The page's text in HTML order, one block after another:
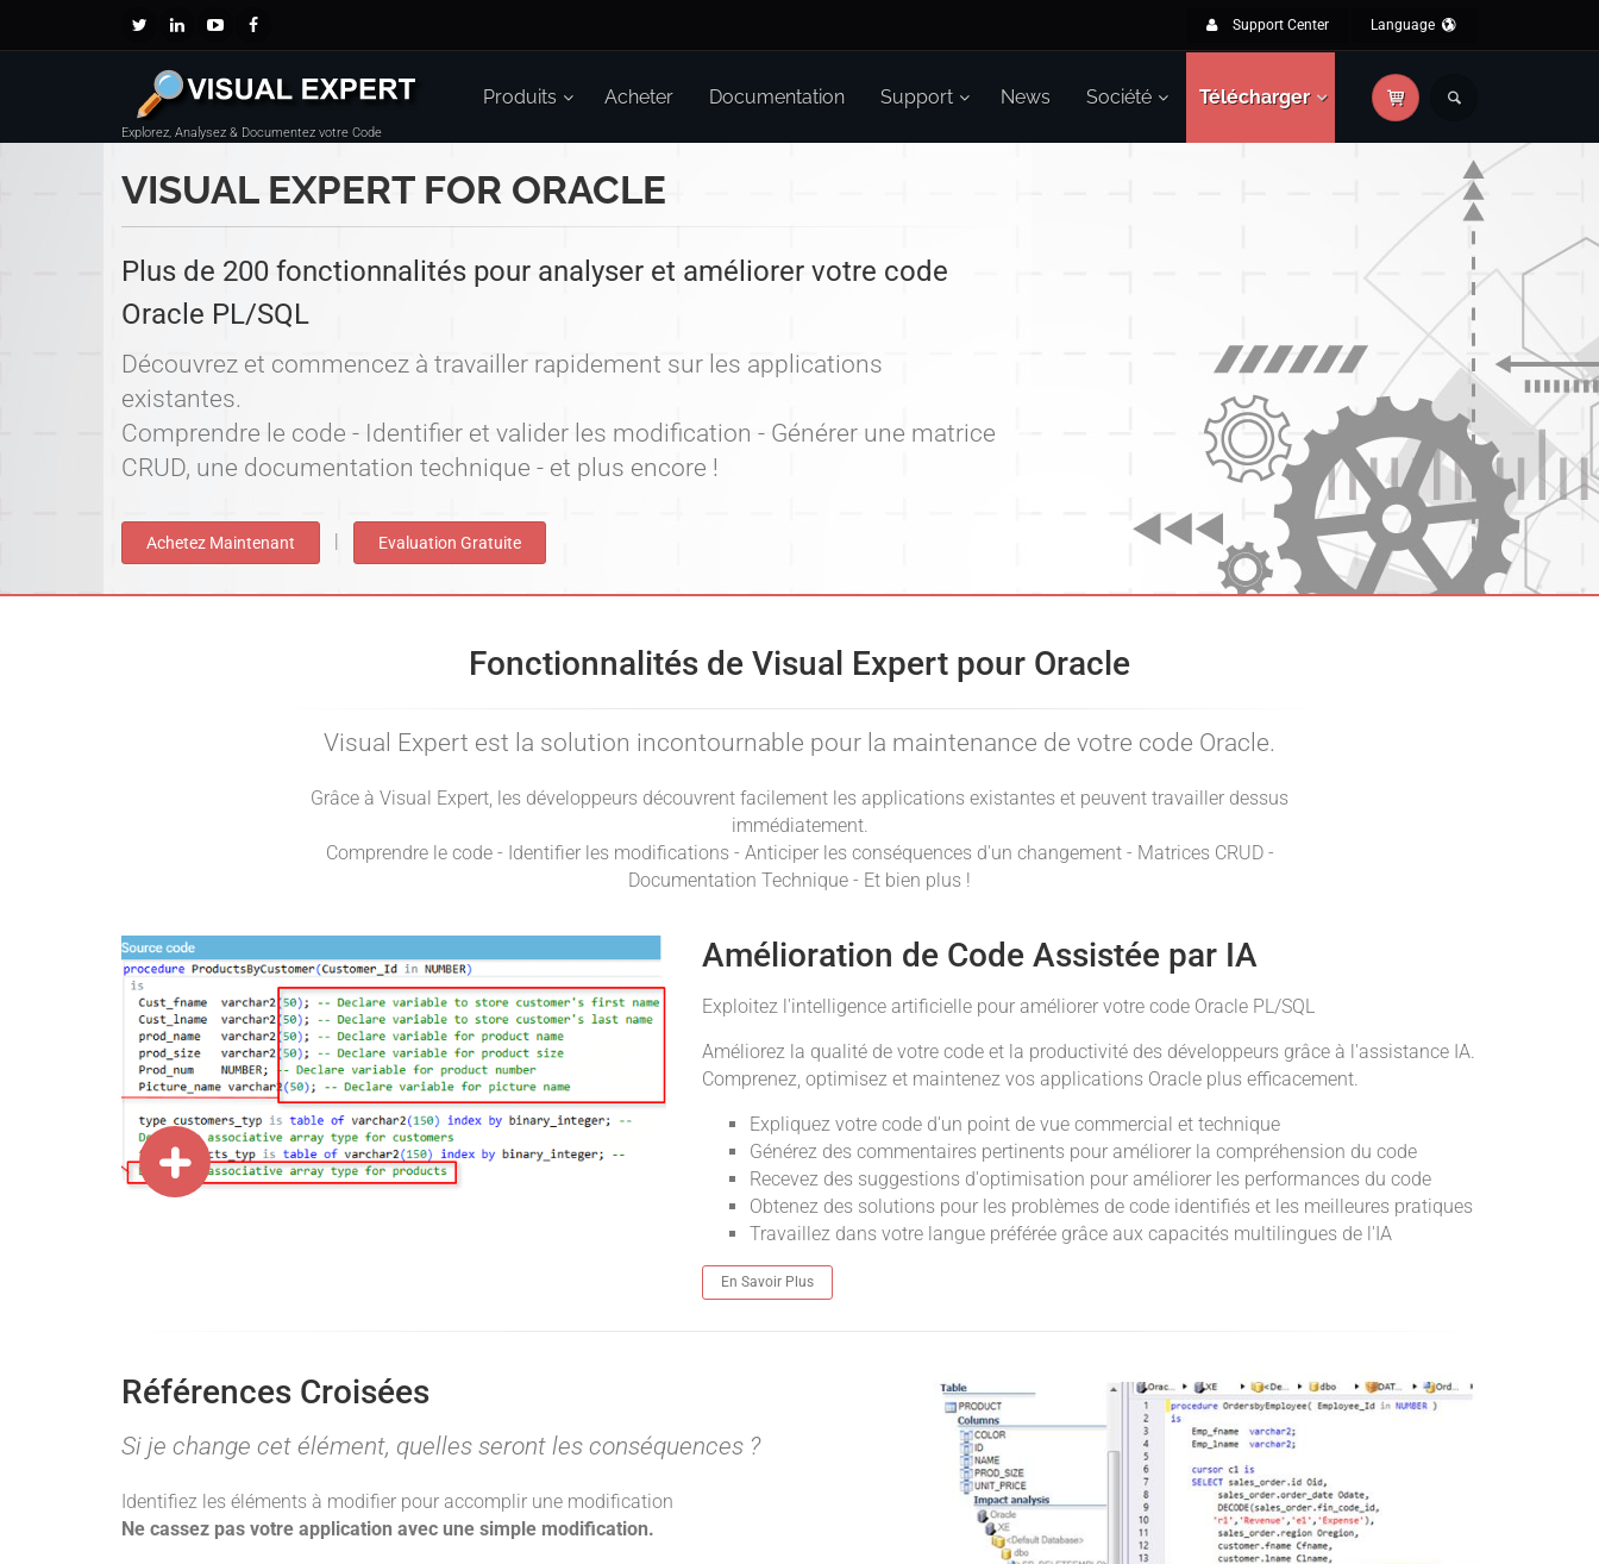
Support Center Language
Explorez, Analysez & Documentez votre Code
Produits Acheter Documentation Support News Société Télécharger
VISUAL EXPERT FOR ORACLE
Plus de 200 fonctionnalités pour analyser et améliorer votre code
Oracle PL/SQL
Découvrez et commencez à travailler rapidement sur les applications
existantes.
Comprendre le code - Identifier et valider les modification - Générer une matrice
CRUD, une documentation technique - et plus encore !
Achetez Maintenant Evaluation Gratuite
Fonctionnalités de Visual Expert pour Oracle
Visual Expert est la solution incontournable pour la maintenance de votre code Oracle.
Grâce à Visual Expert, les développeurs découvrent facilement les applications existantes et peuvent travailler dessus
immédiatement.
Comprendre le code - Identifier les modifications - Anticiper les conséquences d'un changement - Matrices CRUD -
Documentation Technique - Et bien plus !
Amélioration de Code Assistée par IA
Exploitez l'intelligence artificielle pour améliorer votre code Oracle PL/SQL
Améliorez la qualité de votre code et la productivité des développeurs grâce à l'assistance IA.
Comprenez, optimisez et maintenez vos applications Oracle plus efficacement.
Expliquez votre code d'un point de vue commercial et technique
Générez des commentaires pertinents pour améliorer la compréhension du code
Recevez des suggestions d'optimisation pour améliorer les performances du code
Obtenez des solutions pour les problèmes de code identifiés et les meilleures pratiques
Travaillez dans votre langue préférée grâce aux capacités multilingues de l'IA
En Savoir Plus
Références Croisées
Si je change cet élément, quelles seront les conséquences ?
Identifiez les éléments à modifier pour accomplir une modification
Ne cassez pas votre application avec une simple modification.